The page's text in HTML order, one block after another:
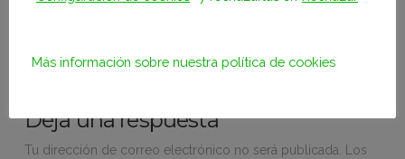
Deja una respuesta
Tu dirección de correo electrónico no será publicada.
Los
Más información sobre nuestra política de cookies